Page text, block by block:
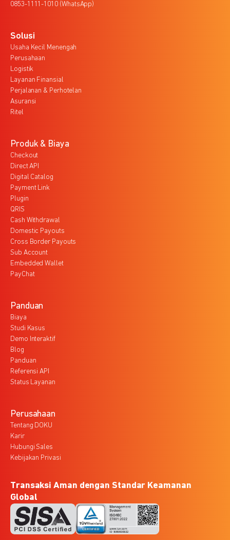
0853-1111-1010 (WhatsApp)
Solusi
Usaha Kecil Menengah
Perusahaan
Logistik
Layanan Finansial
Perjalanan & Perhotelan
Asuransi
Ritel
Produk & Biaya
Checkout
Direct API
Digital Catalog
Payment Link
Plugin
QRIS
Cash Withdrawal
Domestic Payouts
Cross Border Payouts
Sub Account
Embedded Wallet
PayChat
Panduan
Biaya
Studi Kasus
Demo Interaktif
Blog
Panduan
Referensi API
Status Layanan
Perusahaan
Tentang DOKU
Karir
Hubungi Sales
Kebijakan Privasi
Transaksi Aman dengan Standar Keamanan
Global